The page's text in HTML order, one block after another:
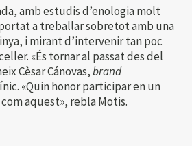
amb estudis d’enologia molt
a treballar sobretot amb una
i mirant d’intervenir tan poc
«És tornar al passat des del
Cèsar Cánovas,brand
«Quin honor participar en un
aquest», rebla Motis.